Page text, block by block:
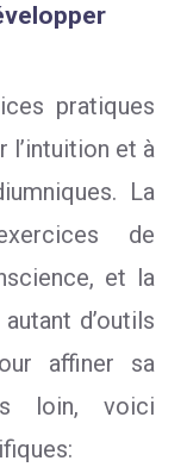
pratiques
l’intuition et à
La
de
et la
d’outils
affiner sa
loin, voici